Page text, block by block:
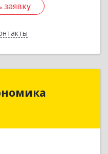
ул.Богуцкого, д.5,